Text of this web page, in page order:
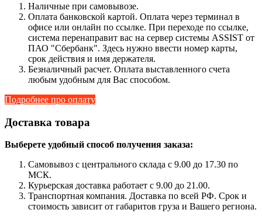
Наличные при самовывозе.
Оплата банковской картой. Оплата через терминал в
офисе или онлайн по ссылке. При переходе по ссылке,
система перенаправит вас на сервер системы ASSIST от
ПАО "Сбербанк". Здесь нужно ввести номер карты,
срок действия и имя держателя.
Безналичный расчет. Оплата выставленного счета
любым удобным для Вас способом.
Подробнее про оплату
Доставка товара
Выберете удобный способ получения заказа:
Самовывоз с центрального склада с 9.00 до 17.30 по
МСК.
Курьерская доставка работает с 9.00 до 21.00.
Транспортная компания. Доставка по всей РФ. Срок и
стоимость зависит от габаритов груза и Вашего региона.